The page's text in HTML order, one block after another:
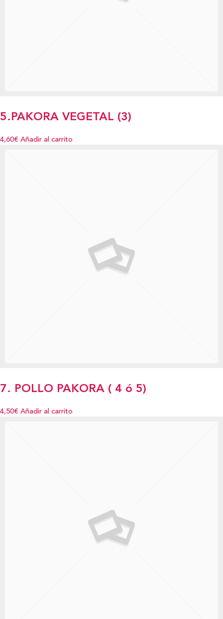
5.PAKORA VEGETAL (3)
4,60€ Añadir al carrito
7. POLLO PAKORA ( 4 ó 5)
4,50€ Añadir al carrito